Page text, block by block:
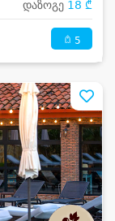
დაზოგე 18 ₾
5